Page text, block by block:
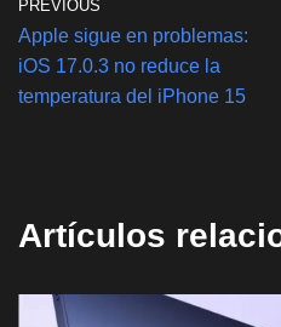
PREVIOUS
Apple sigue en problemas:
iOS 17.0.3 no reduce la
temperatura del iPhone 15
Artículos